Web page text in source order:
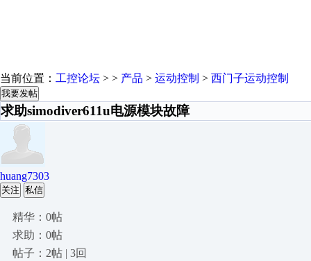
当前位置： 工控论坛 > > 产品 > 运动控制 > 西门子运动控制
我要发帖
求助simodiver611u电源模块故障
huang7303
关注 私信
精华：0帖
求助：0帖
帖子：2帖 | 3回